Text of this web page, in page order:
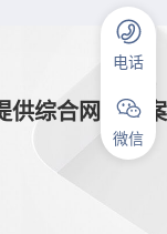
供综合网络方案
电话
微信